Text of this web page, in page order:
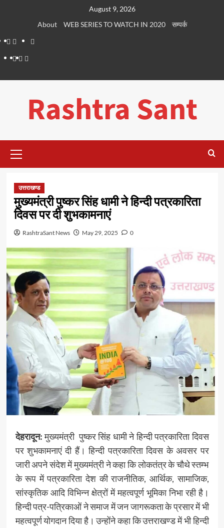
August 9, 2026
About
WEB SERIES TO WATCH IN 2020
सम्पर्क
About
WEB
SERIES
Dehradun
LifePlaces
सम्पर्क
Rashtra Sant
Menu
उत्तराखण्ड
मुख्यमंत्री पुष्कर सिंह धामी ने हिन्दी पत्रकारिता
दिवस पर दी शुभकामनाएं
RashtraSant News May 29, 2025 0
देहरादून:मुख्यमंत्री पुष्कर सिंह धामी ने हिन्दी पत्रकारिता दिवस
पर शुभकामनाएं दी हैं। हिन्दी पत्रकारिता दिवस के अवसर पर
जारी अपने संदेश में मुख्यमंत्री ने कहा कि लोकतंत्र के चौथे स्तम्भ
के रूप में पत्रकारिता देश की राजनीतिक, आर्थिक, सामाजिक,
सांस्कृतिक आदि विभिन्न क्षेत्रों में महत्वपूर्ण भूमिका निभा रही है।
हिन्दी पत्र-पत्रिकाओं ने समाज में जन जागरूकता के प्रसार में भी
महत्वपूर्ण योगदान दिया है। उन्होंने कहा कि उत्तराखण्ड में भी हिन्दी